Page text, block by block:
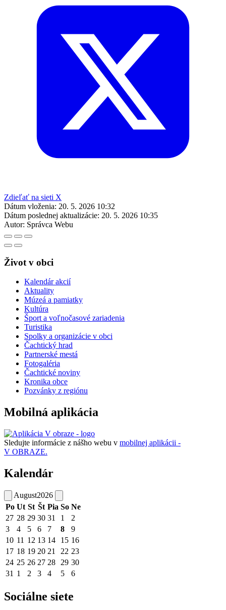
Zdieľať na sieti X
Dátum vloženia: 20. 5. 2026 10:32
Dátum poslednej aktualizácie: 20. 5. 2026 10:35
Autor: Správca Webu
Život v obci
Kalendár akcií
Aktuality
Múzeá a pamiatky
Kultúra
Šport a voľnočasové zariadenia
Turistika
Spolky a organizácie v obci
Čachtický hrad
Partnerské mestá
Fotogaléria
Čachtické noviny
Kronika obce
Pozvánky z regiónu
Mobilná aplikácia
Sledujte informácie z nášho webu v mobilnej aplikácii -
V OBRAZE.
Kalendár
August2026
Po Ut St Št Pia So Ne
27 28 29 30 31 1
2
3
4 5 6 7 8
9
10 11 12 13 14 15 16
17 18 19 20 21 22 23
24 25 26 27 28 29 30
31 1 2 3 4 5 6
Sociálne siete